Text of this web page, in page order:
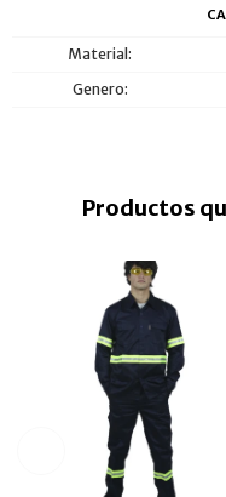
Material
Genero
Productos